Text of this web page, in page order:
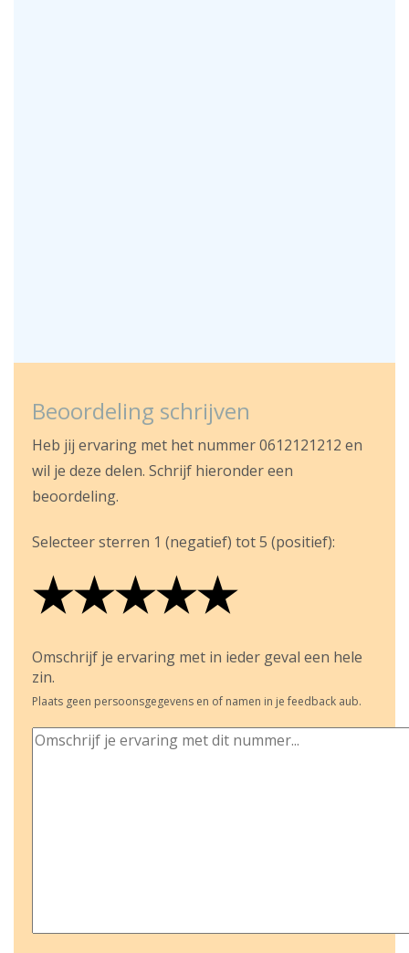
Beoordeling schrijven
Heb jij ervaring met het nummer 0612121212 en
wil je deze delen. Schrijf hieronder een
beoordeling.
Selecteer sterren 1 (negatief) tot 5 (positief):
★
★★
★★★
★★★★
★★★★★
Omschrijf je ervaring met in ieder geval een hele
zin.
Plaats geen persoonsgegevens en of namen in je feedback aub.